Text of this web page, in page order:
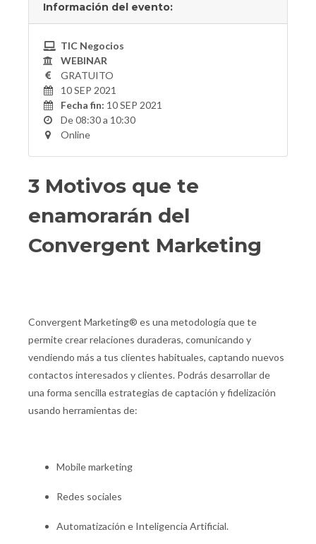
Información del evento:
TIC Negocios
WEBINAR
GRATUITO
10 SEP 2021
Fecha fin: 10 SEP 2021
De 08:30 a 10:30
Online
3 Motivos que te
enamorarán del
Convergent Marketing
Convergent Marketing® es una metodología que te
permite crear relaciones duraderas, comunicando y
vendiendo más a tus clientes habituales, captando nuevos
contactos interesados y clientes. Podrás desarrollar de
una forma sencilla estrategias de captación y fidelización
usando herramientas de:
Mobile marketing
Redes sociales
Automatización e Inteligencia Artificial.